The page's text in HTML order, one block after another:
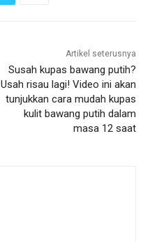
Artikel seterusnya
Susah kupas bawang putih?
Usah risau lagi! Video ini akan
tunjukkan cara mudah kupas
kulit bawang putih dalam
masa 12 saat